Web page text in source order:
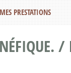
/
MES PRESTATIONS